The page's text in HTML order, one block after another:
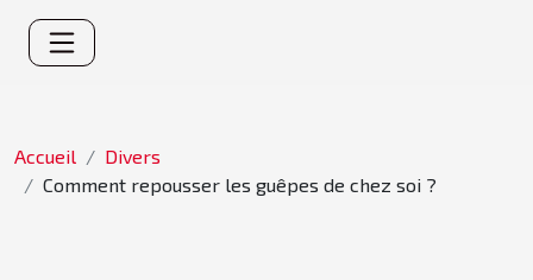
Accueil
Divers
Comment repousser les guêpes de chez soi ?